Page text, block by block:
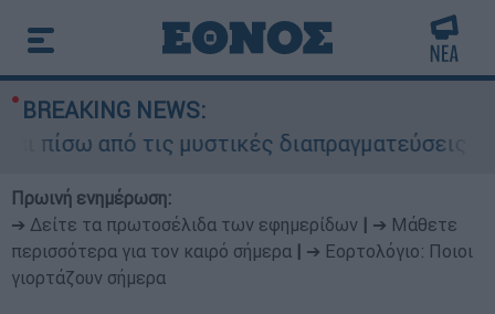
BREAKING NEWS:
από τις μυστικές διαπραγματεύσεις και
Πρωινή ενημέρωση:
➔ Δείτε τα πρωτοσέλιδα των εφημερίδων
➔ Μάθετε
περισσότερα για τον καιρό σήμερα
➔ Εορτολόγιο: Ποιοι
γιορτάζουν σήμερα